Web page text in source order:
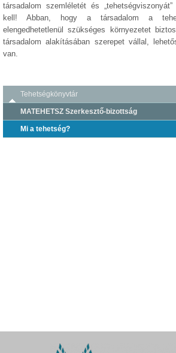
társadalom szemléletét és
kell! Abban, hogy a társadalom a
elengedhetetlenül szükséges környezetet
társadalom alakításában szerepet vállal,
van.
Tehetségkönyvtár
MATEHETSZ Szerkesztő-bizottság
Mi a tehetség?